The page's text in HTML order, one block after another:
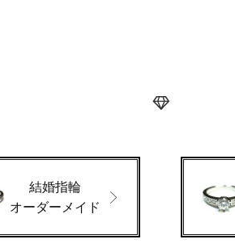
結婚指輪
オーダーメイド